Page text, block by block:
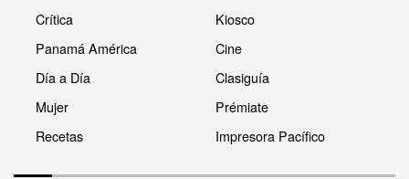
Crítica
Panamá América
Día a Día
Mujer
Recetas
Kiosco
Cine
Clasiguía
Prémiate
Impresora Pacífico